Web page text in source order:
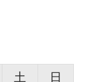
土
日